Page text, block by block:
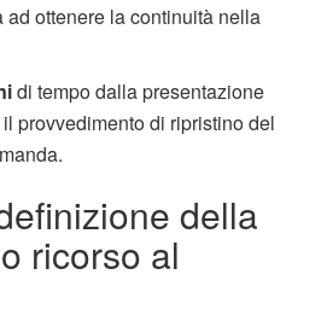
ad ottenere la continuità nella
di tempo dalla presentazione
provvedimento di ripristino del
della
ricorso al